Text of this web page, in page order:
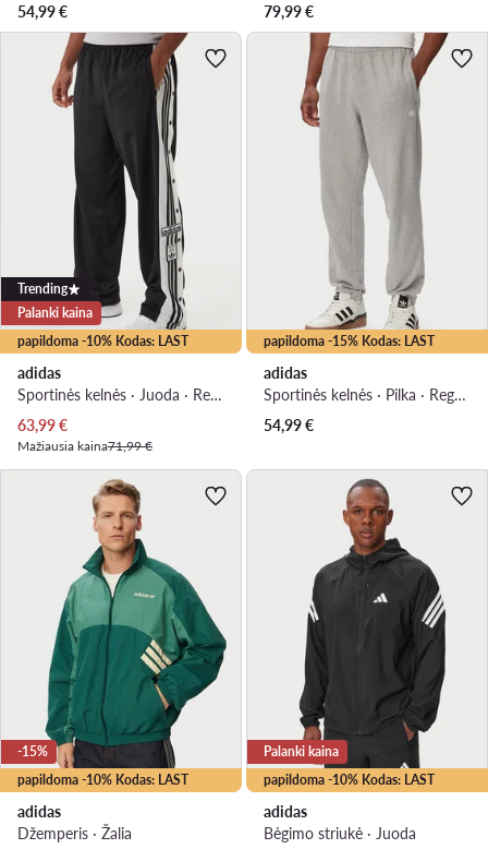
54,99€
79,99€
papildoma -10% Kodas: LAST
Trending
Palanki kaina
adidas
Sportinės kelnės · Juoda · Regular Fit
Dabartinė kaina
63,99€
Mažiausia kaina71,99 €
papildoma -15% Kodas: LAST
adidas
Sportinės kelnės · Pilka · Regular Fit
54,99€
papildoma -10% Kodas: LAST
-15%
adidas
Džemperis · Žalia
papildoma -10% Kodas: LAST
Palanki kaina
adidas
Bėgimo striukė · Juoda